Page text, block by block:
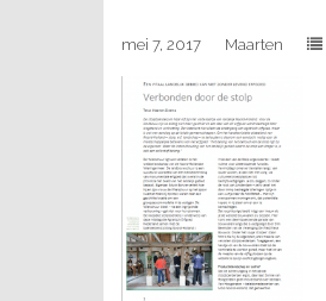
mei 7, 2017 Maarten